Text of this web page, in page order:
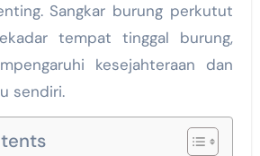
Sangkar burung perkutut
tempat tinggal burung,
kesejahteraan dan
sendiri.